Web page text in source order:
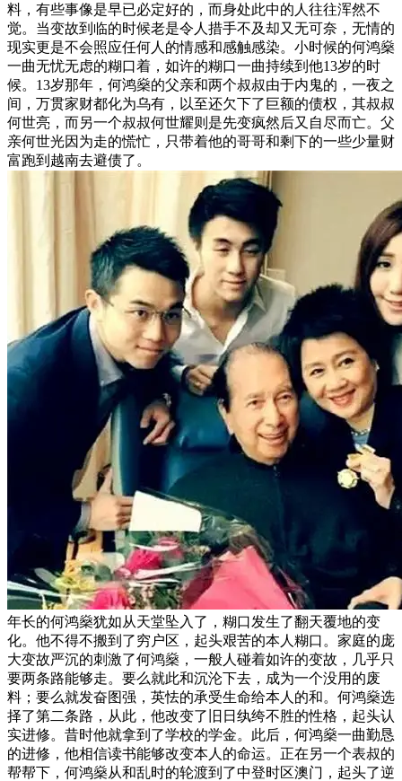
料，有些事像是早已必定好的，而身处此中的人往往浑然不
觉。当变故到临的时候老是令人措手不及却又无可奈，无情的
现实更是不会照应任何人的情感和感触感染。小时候的何鸿燊
一曲无忧无虑的糊口着，如许的糊口一曲持续到他13岁的时
候。13岁那年，何鸿燊的父亲和两个叔叔由于内鬼的，一夜之
间，万贯家财都化为乌有，以至还欠下了巨额的债权，其叔叔
何世亮，而另一个叔叔何世耀则是先变疯然后又自尽而亡。父
亲何世光因为走的慌忙，只带着他的哥哥和剩下的一些少量财
富跑到越南去避债了。
年长的何鸿燊犹如从天堂坠入了，糊口发生了翻天覆地的变
化。他不得不搬到了穷户区，起头艰苦的本人糊口。家庭的庞
大变故严沉的刺激了何鸿燊，一般人碰着如许的变故，几乎只
要两条路能够走。要么就此和沉沦下去，成为一个没用的废
料；要么就发奋图强，英怯的承受生命给本人的和。何鸿燊选
择了第二条路，从此，他改变了旧日纨绔不胜的性格，起头认
实进修。昔时他就拿到了学校的学金。此后，何鸿燊一曲勤恳
的进修，他相信读书能够改变本人的命运。正在另一个表叔的
帮帮下，何鸿燊从和乱时的轮渡到了中登时区澳门，起头了逆